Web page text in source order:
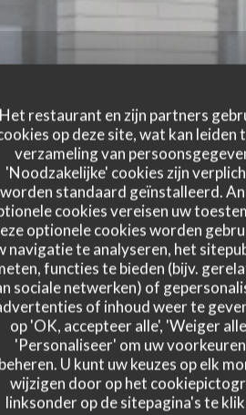
Het restaurant en zijn partners
op deze site, wat kan leiden
verzameling van
'Noodzakelijke' cookies zijn
worden standaard geïnstalleerd.
cookies vereisen uw
optionele cookies worden
navigatie te analyseren, het
functies te bieden (bijv.
sociale netwerken) of
of inhoud weer te
op 'OK, accepteer alle', 'Weiger
'Personaliseer' om uw
beheren. U kunt uw keuzes op elk
wijzigen door op het
linksonder op de sitepagina's te
2
: 5/5 Keuken: 5/5 Kwaliteit / Prijs: 5/5